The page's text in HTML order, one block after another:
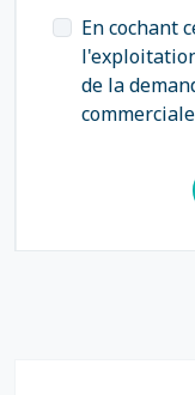
En cochant
de la